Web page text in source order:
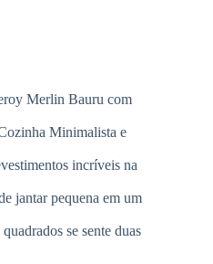
Merlin Bauru com
Minimalista e
incríveis na
jantar pequena em um
se sente duas